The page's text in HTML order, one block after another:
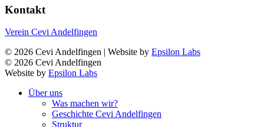
Kontakt
Verein Cevi Andelfingen
© 2026 Cevi Andelfingen | Website by Epsilon Labs
© 2026 Cevi Andelfingen
Website by Epsilon Labs
Über uns
Was machen wir?
Geschichte Cevi Andelfingen
Struktur